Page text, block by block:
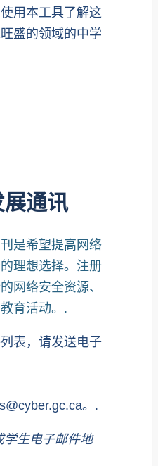
用本工具了解这
盛的领域的中学
展通讯
是希望提高网络
理想选择。注册
网络安全资源、
育活动。.
表，请发送电子
。.
学生电子邮件地